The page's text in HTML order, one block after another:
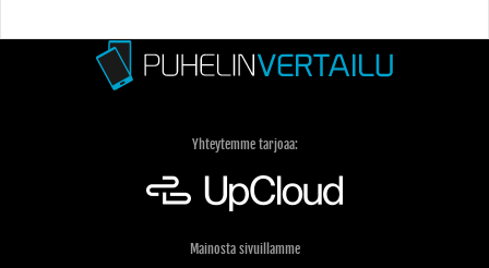
Yhteytemme tarjoaa:
Mainosta sivuillamme